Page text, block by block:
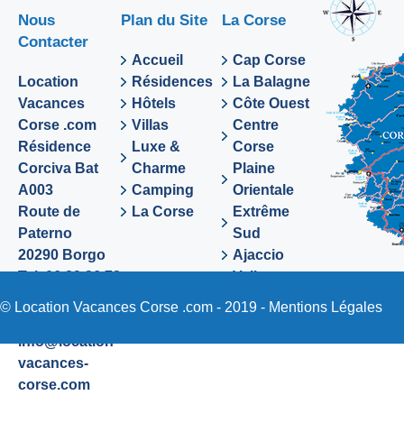
Nous
Contacter
Location
Vacances
Corse .com
Résidence
Corciva Bat
A003
Route de
Paterno
20290 Borgo
Tel. 06 89 36 72
info@location-
vacances-
corse.com
Plan du Site
Accueil
Résidences
Hôtels
Villas
Luxe &
Charme
Camping
La Corse
La Corse
Cap Corse
La Balagne
Côte Ouest
Centre
Corse
Plaine
Orientale
Extrême
Sud
Ajaccio
Valinco
Sartene
© Location Vacances Corse .com - 2019 - Mentions Légales